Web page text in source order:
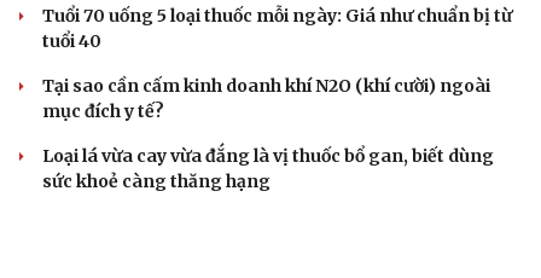
Tuổi 70 uống 5 loại thuốc mỗi ngày: Giá như chuẩn bị từ
tuổi 40
Tại sao cần cấm kinh doanh khí N2O (khí cười) ngoài
mục đích y tế?
Loại lá vừa cay vừa đắng là vị thuốc bổ gan, biết dùng
sức khoẻ càng thăng hạng